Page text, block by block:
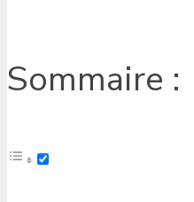
Sommaire :